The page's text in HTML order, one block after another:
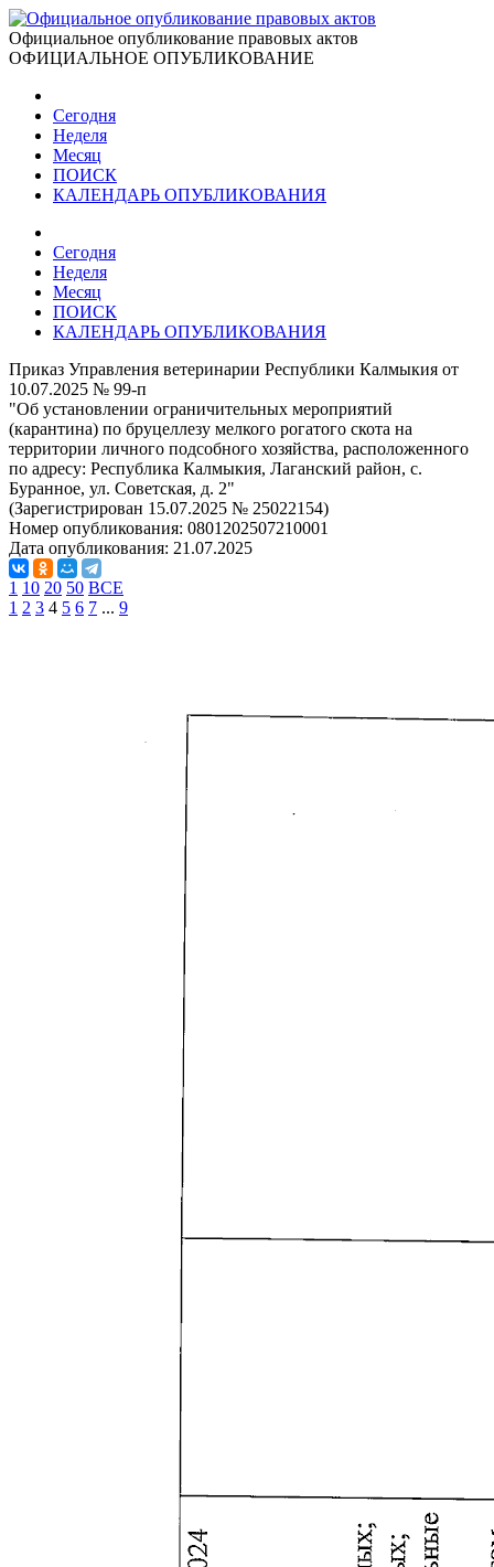
Официальное опубликование правовых актов
ОФИЦИАЛЬНОЕ ОПУБЛИКОВАНИЕ
Сегодня
Неделя
Месяц
ПОИСК
КАЛЕНДАРЬ ОПУБЛИКОВАНИЯ
Сегодня
Неделя
Месяц
ПОИСК
КАЛЕНДАРЬ ОПУБЛИКОВАНИЯ
Приказ Управления ветеринарии Республики Калмыкия от
10.07.2025 № 99-п
"Об установлении ограничительных мероприятий
(карантина) по бруцеллезу мелкого рогатого скота на
территории личного подсобного хозяйства, расположенного
по адресу: Республика Калмыкия, Лаганский район, с.
Буранное, ул. Советская, д. 2"
(Зарегистрирован 15.07.2025 № 25022154)
Номер опубликования: 0801202507210001
Дата опубликования: 21.07.2025
1 10 20 50 ВСЕ
1 2 3 4 5 6 7 ... 9